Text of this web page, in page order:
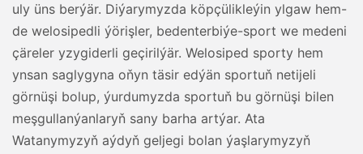
uly üns berýär. Diýarymyzda köpçülikleýin ylgaw hem-
de welosipedli ýörişler, bedenterbiýe-sport we medeni
çäreler yzygiderli geçirilýär. Welosiped sporty hem
ynsan saglygyna oňyn täsir edýän sportuň netijeli
görnüşi bolup, ýurdumyzda sportuň bu görnüşi bilen
meşgullanýanlaryň sany barha artýar. Ata
Watanymyzyň aýdyň geljegi bolan ýaşlarymyzyň